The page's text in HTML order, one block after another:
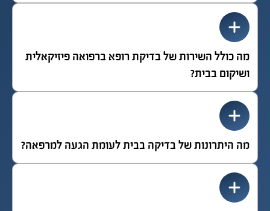
מה כולל השירות של בדיקת רופא ברפואה פיזיקאלית
ושיקום בבית?
מה היתרונות של בדיקה בבית לעומת הגעה למרפאה?